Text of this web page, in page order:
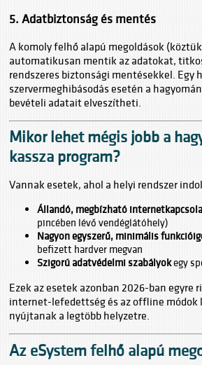
5. Adatbiztonság és mentés
A komoly felhő alapú megoldások
automatikusan mentik az adatokat,
rendszeres biztonsági mentésekkel. Egy
szervermeghibásodás esetén a
bevételi adatait elveszítheti.
Mikor lehet mégis jobb a
kassza program?
Vannak esetek, ahol a helyi rendszer
Állandó, megbízható
pincében lévő vendéglátóhely)
Nagyon egyszerű, minimális
befizett hardver megvan
Szigorú adatvédelmi szabályokegy
Ezek az esetek azonban 2026-ban egyre
internet-lefedettség és az offline módok
nyújtanak a legtöbb helyzetre.
Az eSystem felhő alapú